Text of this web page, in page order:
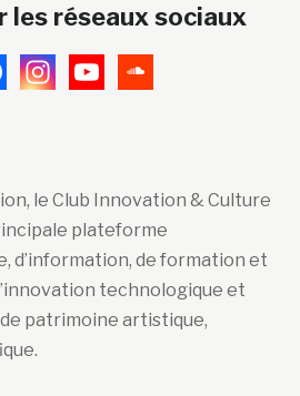
les réseaux sociaux
le Club Innovation & Culture
plateforme
d’information, de formation et
technologique et
patrimoine artistique,